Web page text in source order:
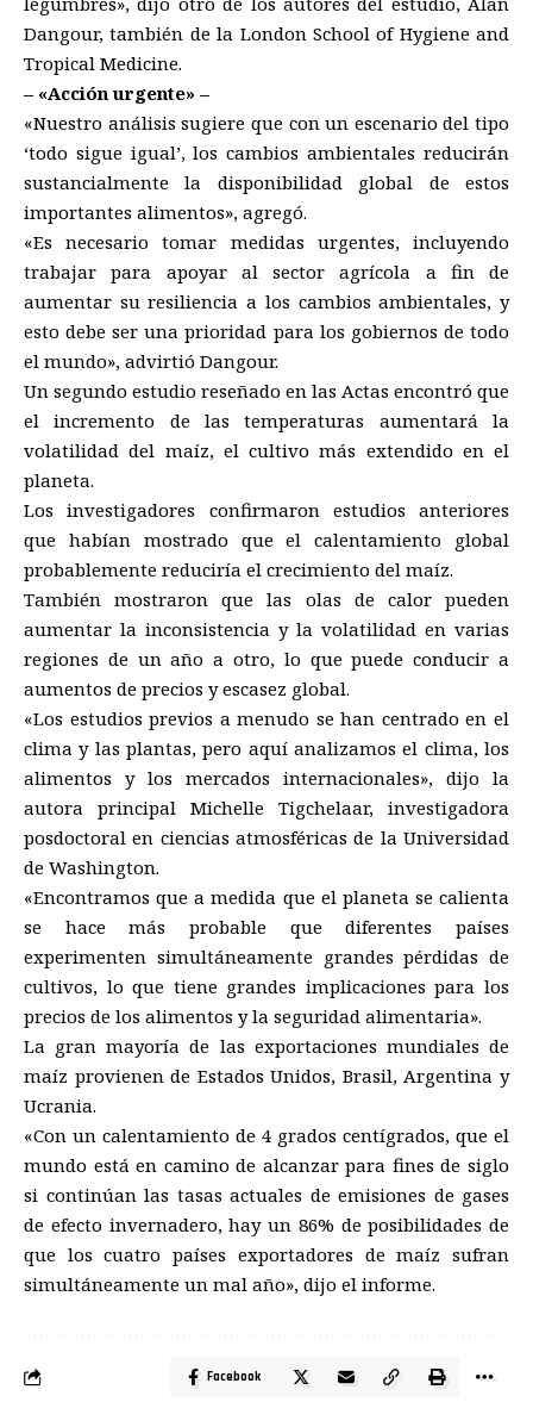
Dangour, también de la London School of Hygiene and
Tropical Medicine.
– «Acción urgente» –
«Nuestro análisis sugiere que con un escenario del tipo
‘todo sigue igual’, los cambios ambientales reducirán
sustancialmente la disponibilidad global de estos
importantes alimentos», agregó.
«Es necesario tomar medidas urgentes, incluyendo
trabajar para apoyar al sector agrícola a fin de
aumentar su resiliencia a los cambios ambientales, y
esto debe ser una prioridad para los gobiernos de todo
el mundo», advirtió Dangour.
Un segundo estudio reseñado en las Actas encontró que
el incremento de las temperaturas aumentará la
volatilidad del maíz, el cultivo más extendido en el
planeta.
Los investigadores confirmaron estudios anteriores
que habían mostrado que el calentamiento global
probablemente reduciría el crecimiento del maíz.
También mostraron que las olas de calor pueden
aumentar la inconsistencia y la volatilidad en varias
regiones de un año a otro, lo que puede conducir a
aumentos de precios y escasez global.
«Los estudios previos a menudo se han centrado en el
clima y las plantas, pero aquí analizamos el clima, los
alimentos y los mercados internacionales», dijo la
autora principal Michelle Tigchelaar, investigadora
posdoctoral en ciencias atmosféricas de la Universidad
de Washington.
«Encontramos que a medida que el planeta se calienta
se hace más probable que diferentes países
experimenten simultáneamente grandes pérdidas de
cultivos, lo que tiene grandes implicaciones para los
precios de los alimentos y la seguridad alimentaria».
La gran mayoría de las exportaciones mundiales de
maíz provienen de Estados Unidos, Brasil, Argentina y
Ucrania.
«Con un calentamiento de 4 grados centígrados, que el
mundo está en camino de alcanzar para fines de siglo
si continúan las tasas actuales de emisiones de gases
de efecto invernadero, hay un 86% de posibilidades de
que los cuatro países exportadores de maíz sufran
simultáneamente un mal año», dijo el informe.
Facebook